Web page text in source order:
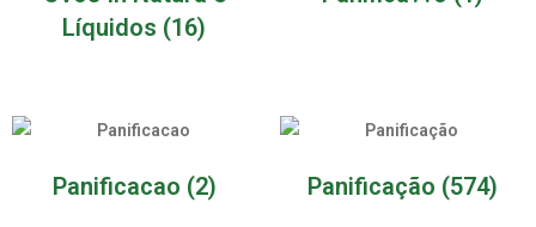
Líquidos (16)
Panificacao (2) Panificação (574)